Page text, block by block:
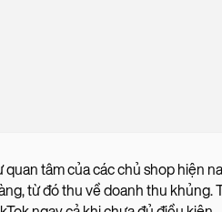
tâm của các chủ shop hiện
từ đó thu về doanh thu khủng.